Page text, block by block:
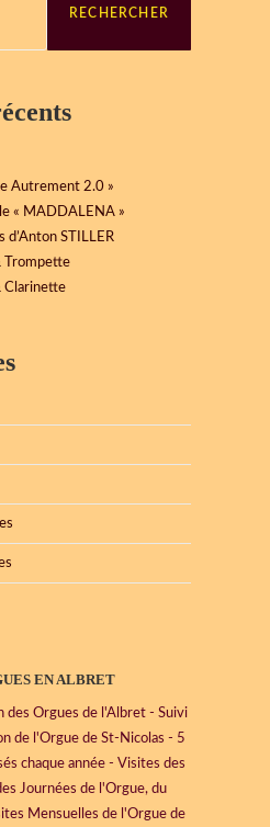
RECHERCHER
Autrement 2.0 »
« MADDALENA »
d’Anton STILLER
Trompette
Clarinette
EN ALBRET
des Orgues de l'Albret - Suivi
de l'Orgue de St-Nicolas - 5
chaque année - Visites des
Journées de l'Orgue, du
Mensuelles de l'Orgue de